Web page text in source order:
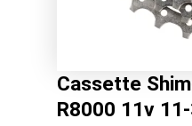
Cassette
R8000 11v